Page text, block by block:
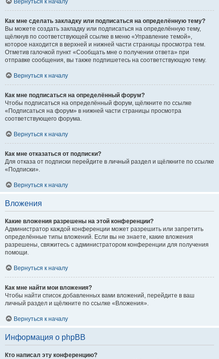
Вернуться к началу
Как мне сделать закладку или подписаться на определённую тему?
Вы можете создать закладку или подписаться на определённую тему,
щёлкнув по соответствующей ссылке в меню «Управление темой»,
которое находится в верхней и нижней части страницы просмотра тем.
Отметив галочкой пункт «Сообщать мне о получении ответа» при
отправке сообщения, вы также подпишетесь на соответствующую тему.
Вернуться к началу
Как мне подписаться на определённый форум?
Чтобы подписаться на определённый форум, щёлкните по ссылке
«Подписаться на форум» в нижней части страницы просмотра
соответствующего форума.
Вернуться к началу
Как мне отказаться от подписки?
Для отказа от подписки перейдите в личный раздел и щёлкните по ссылке
«Подписки».
Вернуться к началу
Вложения
Какие вложения разрешены на этой конференции?
Администратор каждой конференции может разрешить или запретить
определённые типы вложений. Если вы не знаете, какие вложения
разрешены, свяжитесь с администратором конференции для получения
помощи.
Вернуться к началу
Как мне найти мои вложения?
Чтобы найти список добавленных вами вложений, перейдите в ваш
личный раздел и щёлкните по ссылке «Вложения».
Вернуться к началу
Информация о phpBB
Кто написал эту конференцию?